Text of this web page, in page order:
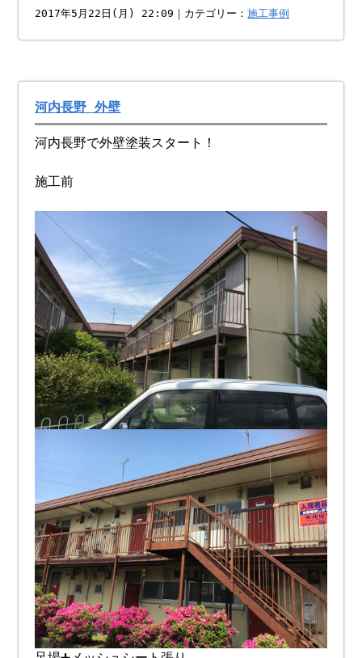
2017年5月22日(月) 22:09｜カテゴリー：施工事例
河内長野 外壁
河内長野で外壁塗装スタート！
施工前